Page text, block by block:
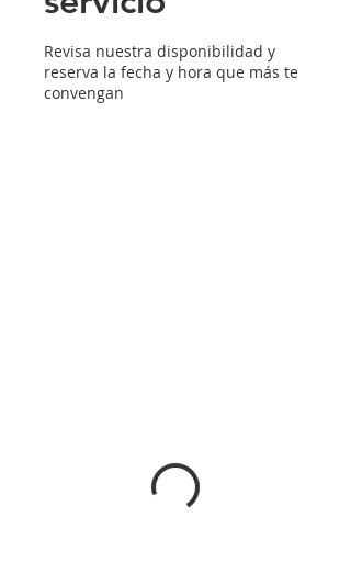
Revisa nuestra disponibilidad y
reserva la fecha y hora que más te
convengan